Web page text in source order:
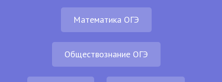
Математика ОГЭ
Обществознание ОГЭ